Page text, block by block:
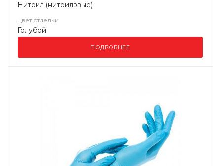
Нитрил (нитриловые)
Цвет отделки
Голубой
ПОДРОБНЕЕ